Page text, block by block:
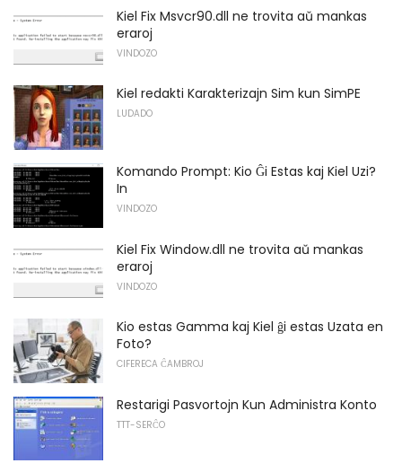
Kiel Fix Msvcr90.dll ne trovita aŭ mankas
eraroj
VINDOZO
Kiel redakti Karakterizajn Sim kun SimPE
LUDADO
Komando Prompt: Kio Ĝi Estas kaj Kiel Uzi?
In
VINDOZO
Kiel Fix Window.dll ne trovita aŭ mankas
eraroj
VINDOZO
Kio estas Gamma kaj Kiel ĝi estas Uzata en
Foto?
CIFERECA ĈAMBROJ
Restarigi Pasvortojn Kun Administra Konto
TTT-SERĈO